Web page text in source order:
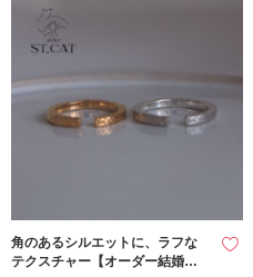
角のあるシルエットに、ラフな
テクスチャー【オーダー結婚指